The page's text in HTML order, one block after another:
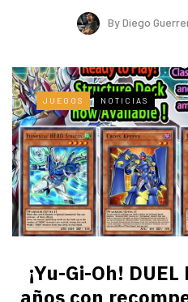
ByDiego
JUEGOS NOTICIAS
¡Yu-Gi-Oh!